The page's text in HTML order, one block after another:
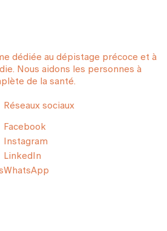
dédiée au dépistage précoce et à
Nous aidons les personnes à
de la santé.
Réseaux sociaux
Facebook
Instagram
LinkedIn
WhatsApp